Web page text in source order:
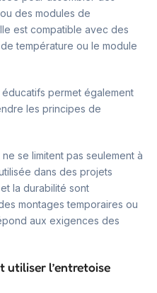
ou des modules de
est compatible avec des
température ou le module
permet également
les principes de
se limitent pas seulement à
dans des projets
la durabilité sont
montages temporaires ou
aux exigences des
utiliser l’entretoise